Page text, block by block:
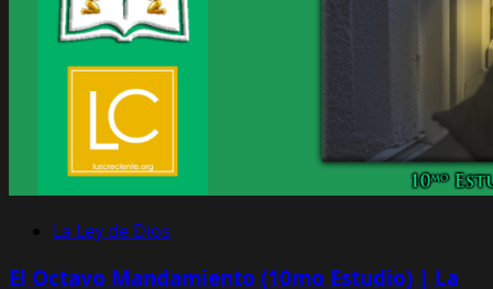
La Ley de Dios
El Octavo Mandamiento (10mo Estudio) | La